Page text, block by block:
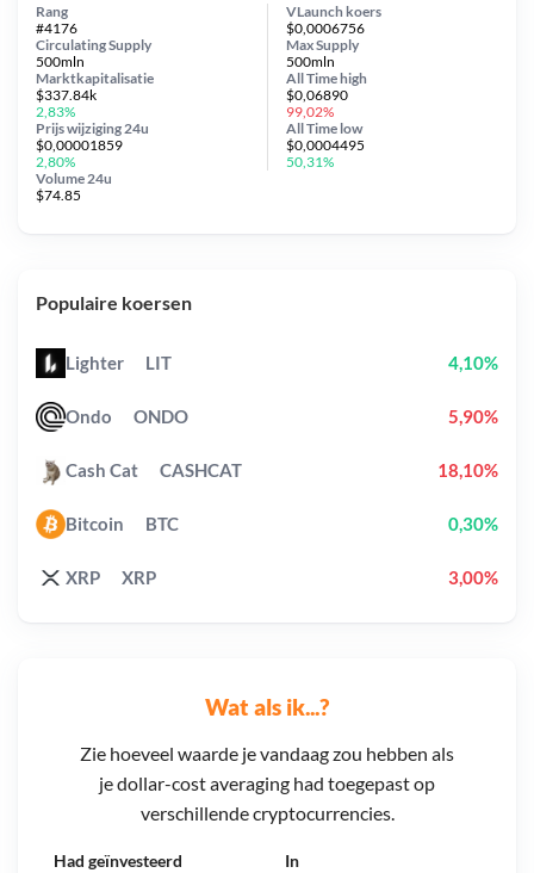
Wat als ik...?
Zie hoeveel waarde je vandaag zou hebben als
je dollar-cost averaging had toegepast op
verschillende cryptocurrencies.
Had geïnvesteerd In
VLaunch koers
$0,0006756
Circulating Supply
500mln
Prijs wijziging 24u
$0,00001859
2,80%
Max Supply
500mln
Marktkapitalisatie
$337.84k
2,83%
Volume 24u
$74.85
Rang
#4176
All Timehigh
$0,06890
99,02%
All Time low
$0,0004495
50,31%
Populaire koersen
Lighter LIT 4,10%
Ondo ONDO 5,90%
Cash Cat CASHCAT 18,10%
Bitcoin BTC 0,30%
XRP XRP 3,00%